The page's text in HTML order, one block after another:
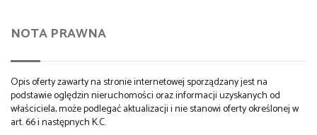
NOTA PRAWNA
Opis oferty zawarty na stronie internetowej sporządzany jest na
podstawie oględzin nieruchomości oraz informacji uzyskanych od
właściciela, może podlegać aktualizacji i nie stanowi oferty określonej w
art. 66 i następnych K.C.